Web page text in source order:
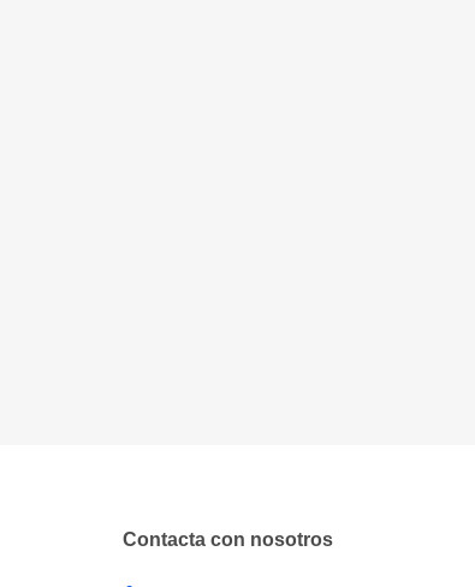
Contacta con nosotros